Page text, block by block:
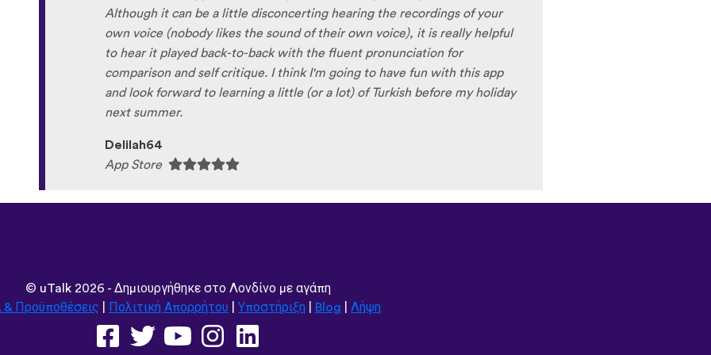
Although it can be a little disconcerting hearing the recordings of your
own voice (nobody likes the sound of their own voice), it is really helpful
to hear it played back-to-back with the fluent pronunciation for
comparison and self critique. I think I'm going to have fun with this app
and look forward to learning a little (or a lot) of Turkish before my holiday
next summer.
Delilah64
App Store
© uTalk2026 - Δημιουργήθηκε στο Λονδίνο με αγάπη
& Προϋποθέσεις
Πολιτική Απορρήτου Υποστήριξη Blog Λήψη